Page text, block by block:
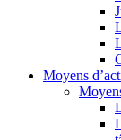
Moyens